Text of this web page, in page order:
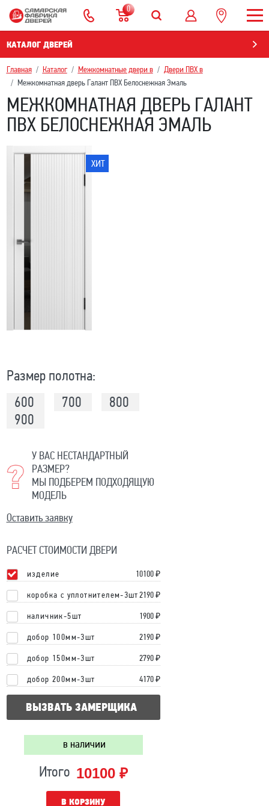
0
КАТАЛОГ ДВЕРЕЙ
Главная Каталог Межкомнатные двери в
Двери ПВХ в
Межкомнатная дверь Галант ПВХ Белоснежная Эмаль
МЕЖКОМНАТНАЯ ДВЕРЬ ГАЛАНТ
ПВХ БЕЛОСНЕЖНАЯ ЭМАЛЬ
ХИТ
Размер полотна:
600
700
800
900
У ВАС НЕСТАНДАРТНЫЙ
РАЗМЕР?
МЫ ПОДБЕРЕМ ПОДХОДЯЩУЮ
МОДЕЛЬ
Оставить заявку
РАСЧЕТ СТОИМОСТИ ДВЕРИ
изделие 10100₽
коробка с уплотнителем-3шт 2190 ₽
наличник-5шт 1900 ₽
добор 100мм-3шт 2190 ₽
добор 150мм-3шт 2790 ₽
добор 200мм-3шт 4170 ₽
ВЫЗВАТЬ ЗАМЕРЩИКА
в наличии
Итого 10100 ₽
В КОРЗИНУ